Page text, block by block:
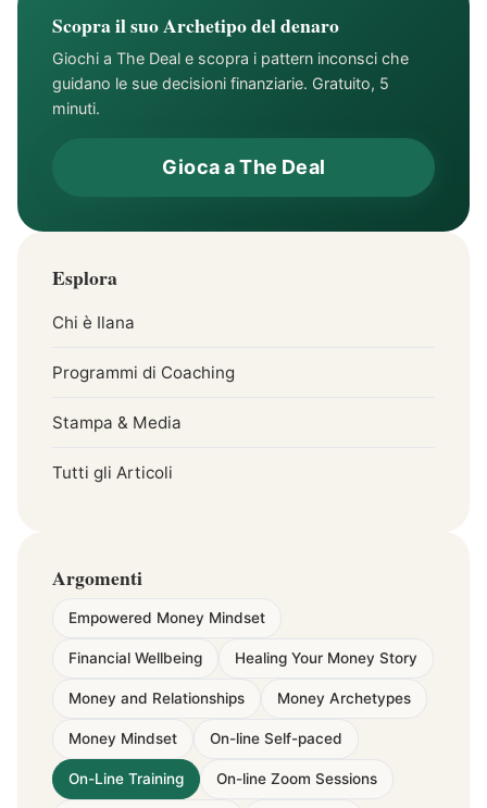
Scopra il suo Archetipo del denaro
Giochi a The Deal e scopra i pattern inconsci che
guidano le sue decisioni finanziarie. Gratuito, 5
minuti.
Gioca a The Deal
Esplora
Chi è Ilana
Programmi di Coaching
Stampa & Media
Tutti gli Articoli
Argomenti
Empowered Money Mindset
Financial Wellbeing Healing Your Money Story
Money and Relationships Money Archetypes
Money Mindset On-line Self-paced
On-Line Training On-line Zoom Sessions